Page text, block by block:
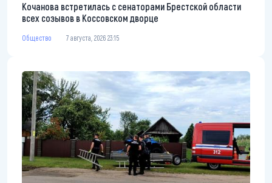
Кочанова встретилась с сенаторами Брестской области
всех созывов в Коссовском дворце
Общество 7 августа, 2026 23:15